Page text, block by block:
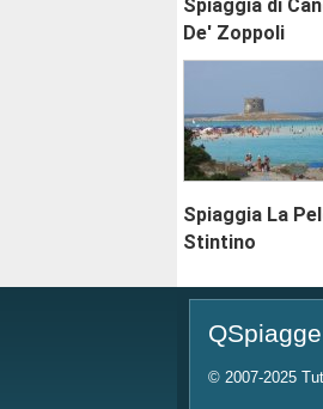
Spiaggia di
De' Zoppoli
Spiaggia La
Stintino
QSpiagge
© 2007-2025